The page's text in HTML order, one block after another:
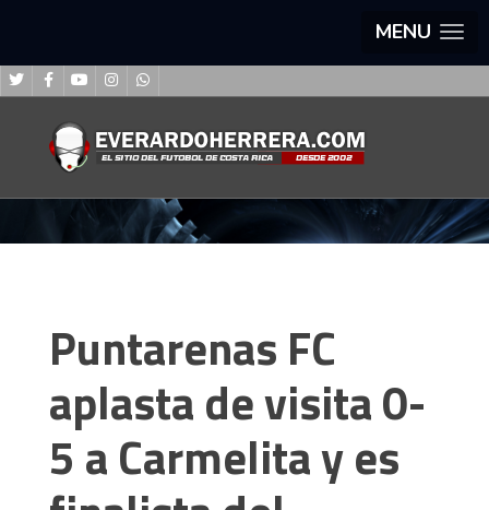
MENU
Puntarenas FC
aplasta de visita 0-
5 a Carmelita y es